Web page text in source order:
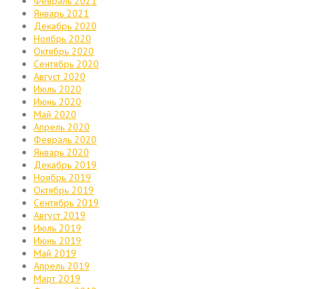
Январь 2021
Декабрь 2020
Ноябрь 2020
Октябрь 2020
Сентябрь 2020
Август 2020
Июль 2020
Июнь 2020
Май 2020
Апрель 2020
Февраль 2020
Январь 2020
Декабрь 2019
Ноябрь 2019
Октябрь 2019
Сентябрь 2019
Август 2019
Июль 2019
Июнь 2019
Май 2019
Апрель 2019
Март 2019